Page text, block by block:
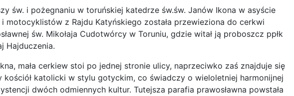
św. i pożegnaniu w toruńskiej katedrze św.św. Janów Ikona w asyście
motocyklistów z Rajdu Katyńskiego została przewieziona do cerkwi
św. Mikołaja Cudotwórcy w Toruniu, gdzie witał ją proboszcz ppłk
Hajduczenia.
mała cerkiew stoi po jednej stronie ulicy, naprzeciwko zaś znajduje się
kościół katolicki w stylu gotyckim, co świadczy o wieloletniej harmonijnej
dwóch odmiennych kultur. Tutejsza parafia prawosławna powstała